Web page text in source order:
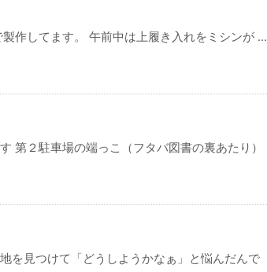
作してます。 午前中は上履き入れをミシンが ...
第２駐車場の端っこ（フタバ図書の裏あたり）
を見つけて「どうしようかなぁ」と悩んだんで